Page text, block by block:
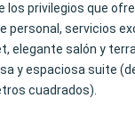
los privilegios que
personal, servicios
elegante salón y
y espaciosa suite
cuadrados).